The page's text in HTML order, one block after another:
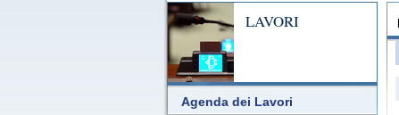
LAVORI
Agenda dei Lavori